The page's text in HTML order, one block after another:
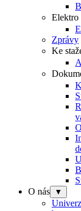
Elektro
Zprávy
Ke
O nás
▼